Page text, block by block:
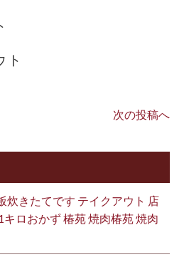
ト
次の投稿へ
炊きたてです テイクアウト 店
ロおかず 椿苑 焼肉椿苑 焼肉